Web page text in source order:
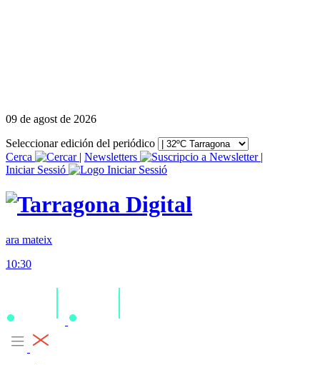
09 de agost de 2026
Seleccionar edición del periódico
Cerca
| Newsletters
|
Iniciar Sessió
ara mateix
10:30